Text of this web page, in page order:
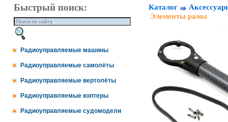
Быстрый поиск:
Радиоуправляемые машины
Радиоуправляемые самолёты
Радиоуправляемые вертолёты
Радиоуправляемые коптеры
Радиоуправляемые судомодели
Каталог
Элементы рамы